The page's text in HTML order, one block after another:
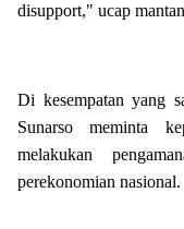
disupport," ucap
Di kesempatan yang
Sunarso meminta
melakukan
perekonomian nasional.